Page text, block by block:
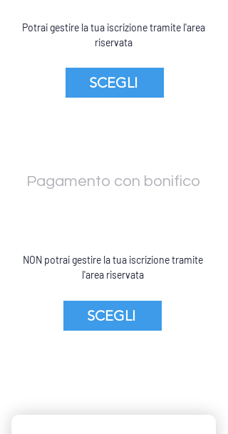
Potrai gestire la tua iscrizione tramite l'area
riservata
SCEGLI
Pagamento con bonifico
NON potrai gestire la tua iscrizione tramite
l'area riservata
SCEGLI